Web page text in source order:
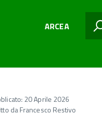
ARCEA
20 Aprile 2026
daFrancesco Restivo